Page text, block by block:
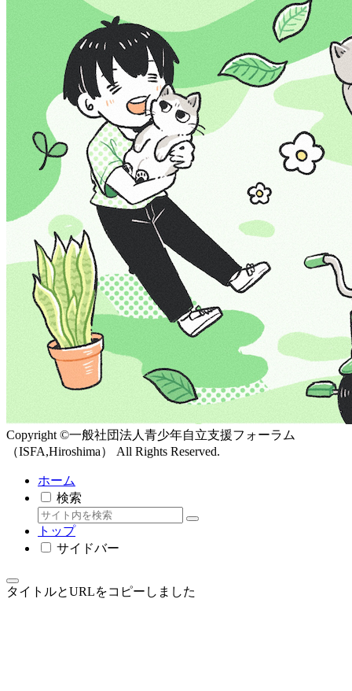
Copyright ©一般社団法人青少年自立支援フォーラム
（ISFA,Hiroshima） All Rights Reserved.
ホーム
検索
トップ
サイドバー
タイトルとURLをコピーしました